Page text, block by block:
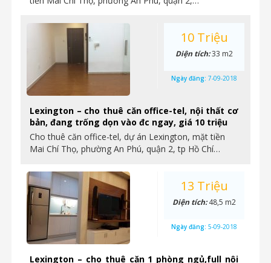
Lexington – cho thuê căn office-tel, nội thất cơ
bản, đang trống dọn vào đc ngay, giá 10 triệu
Cho thuê căn office-tel, dự án Lexington, mặt tiền
Mai Chí Thọ, phường An Phú, quận 2, tp Hồ Chí…
10 Triệu
Diện tích:33 m2
Ngày đăng: 7-09-2018
Lexington – cho thuê căn 1 phòng ngủ,full nội
13 Triệu
Diện tích:48,5 m2
Ngày đăng: 5-09-2018